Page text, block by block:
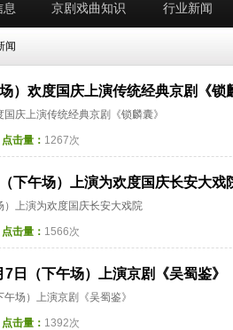
京剧戏曲知识 行业新闻
闻
）欢度国庆上演传统经典京剧《锁
庆上演传统经典京剧《锁麟囊》
点击量： 1267次
下午场）上演为欢度国庆长安大戏
上演为欢度国庆长安大戏院
点击量： 1566次
日（下午场）上演京剧《吴蜀鉴》
场）上演京剧《吴蜀鉴》
点击量： 1392次